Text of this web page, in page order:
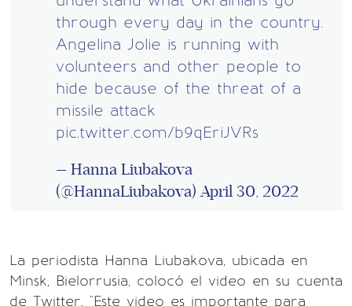
through every day in the country.
Angelina Jolie is running with
volunteers and other people to
hide because of the threat of a
missile attack
pic.twitter.com/b9qEriJVRs
— Hanna Liubakova
(@HannaLiubakova)April 30, 2022
La periodista Hanna Liubakova, ubicada en
Minsk, Bielorrusia, colocó el video en su cuenta
de Twitter. "Este video es importante para